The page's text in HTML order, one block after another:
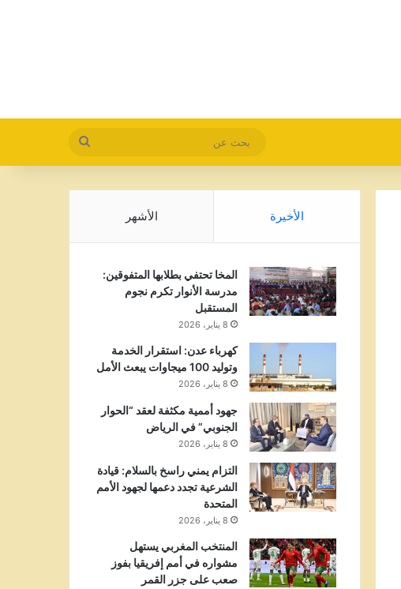
بحث
عن
الأخيرة الأشهر
المخا تحتفي بطلابها المتفوقين:
مدرسة الأنوار تكرم نجوم
المستقبل
8 يناير، 2026
كهرباء عدن: استقرار الخدمة
وتوليد 100 ميجاوات يبعث الأمل
8 يناير، 2026
جهود أممية مكثفة لعقد “الحوار
الجنوبي” في الرياض
8 يناير، 2026
التزام يمني راسخ بالسلام: قيادة
الشرعية تجدد دعمها لجهود الأمم
المتحدة
8 يناير، 2026
المنتخب المغربي يستهل
مشواره في أمم إفريقيا بفوز
صعب على جزر القمر